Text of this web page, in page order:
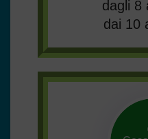
dagli 8
dai 10